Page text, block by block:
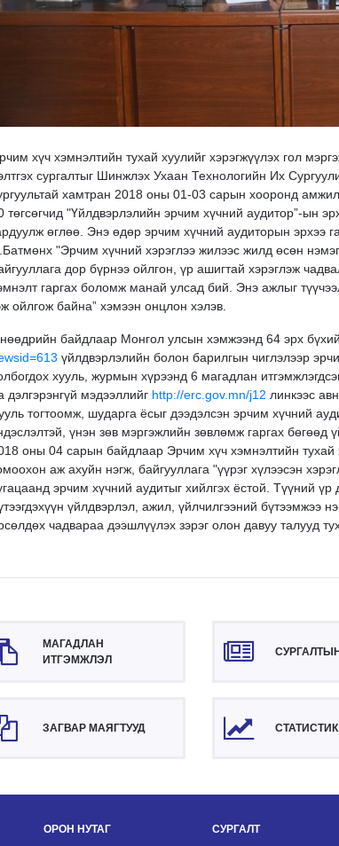
хүч хэмнэлтийн тухай хуулийг хэрэгжүүлэх гол
сургалтыг Шинжлэх Ухаан Технологийн Их
хамтран 2018 оны 01-03 сарын хооронд
төгсөгчид "Үйлдвэрлэлийн эрчим хүчний аудитор”-ын
өглөө. Энэ өдөр эрчим хүчний аудиторын эрхээ
"Эрчим хүчний хэрэглээ жилээс жилд өсөн
дор бүрнээ ойлгон, үр ашигтай хэрэглэж
гаргах боломж манай улсад бий. Энэ ажлыг
ойлгож байна” хэмээн онцлон хэлэв.
байдлаар Монгол улсын хэмжээнд 64 эрх
үйлдвэрлэлийн болон барилгын чиглэлээр
хууль, журмын хүрээнд 6 магадлан
дэлгэрэнгүй мэдээллийг http://erc.gov.mn/j12 линкээс
тогтоомж, шударга ёсыг дээдэлсэн эрчим хүчний
үнэн зөв мэргэжлийн зөвлөмж гаргах бөгөөд
оны 04 сарын байдлаар Эрчим хүч хэмнэлтийн тухай
аж ахуйн нэгж, байгууллага "үүрэг хүлээсэн
эрчим хүчний аудитыг хийлгэх ёстой. Түүний үр
үйлдвэрлэл, ажил, үйлчилгээний бүтээмжээ
чадвараа дээшлүүлэх зэрэг олон давуу талууд
МАГАДЛАН
ИТГЭМЖЛЭЛ
ЗАГВАР МАЯГТУУД СТАТИСТИК
ОРОН НУТАГ СУРГАЛТ